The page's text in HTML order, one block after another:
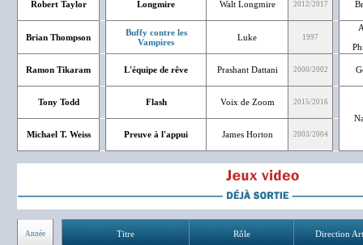
Robert Taylor Longmire Walt Longmire 2012/2017
Brian Thompson
Buffy contre les
Vampires
Luke 1997
Ramon Tikaram L'équipe de rêve Prashant Dattani 2000/2002
Tony Todd Flash Voix de Zoom 2015/2016
Michael T. Weiss
Preuve à l'appui James Horton 2003/2004
Année Titre Rôle Direction